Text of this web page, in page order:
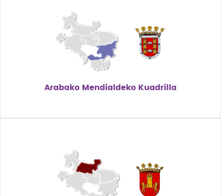
Arabako Mendialdeko Kuadrilla